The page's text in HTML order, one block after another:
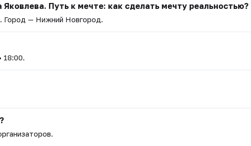
Путь к мечте: как сделать мечту реальностью?
. Город — Нижний Новгород.
18:00.